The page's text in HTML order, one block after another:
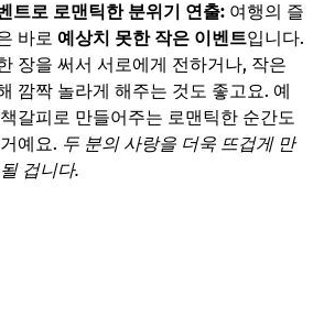
트로 로맨틱한 분위기 연출: 여행의 즐
바로 예상치 못한 작은 이벤트입니다.
장을 써서 서로에게 전하거나, 작은
깜짝 놀라게 해주는 것도 좋고요. 예
갈피로 만들어주는 로맨틱한 순간도
예요. 두 분의 사랑을 더욱 뜨겁게 만
겁니다.